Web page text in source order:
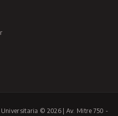
© 2026 | Av. Mitre 750 -